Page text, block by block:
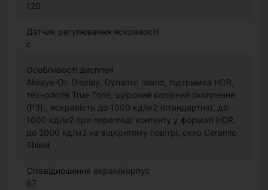
120
Датчик регулювання яскравості
є
Особливості дисплея
Always-On Display, Dynamic Island, підтримка HDR,
технологія True Tone, широкий колірний охоплення
(P3),, яскравість до 1000 кд/м2 (стандартна), до
1600 кд/м2 при перегляді контенту у форматі HDR,
до 2000 кд/м2 на відкритому повітрі, скло Ceramic
Shield
Співвідношення екран/корпус
87